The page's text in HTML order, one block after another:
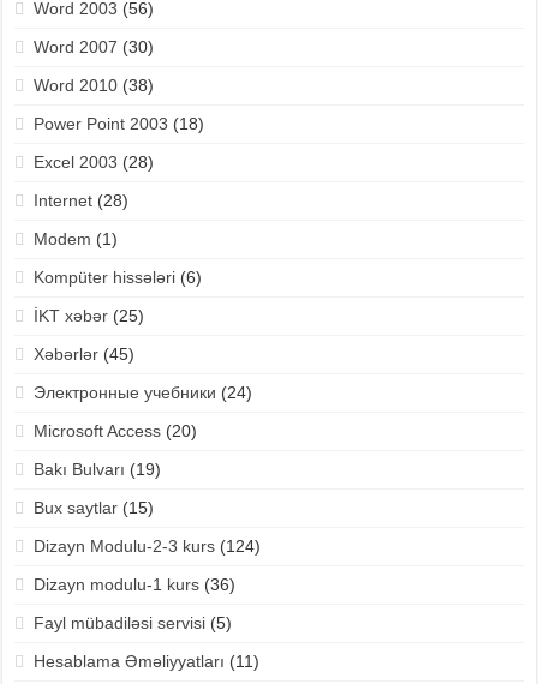
Word 2003 (56)
Word 2007 (30)
Word 2010(38)
Power Point 2003 (18)
Excel 2003 (28)
Internet(28)
Modem (1)
Kompüter hissələri(6)
İKT xəbər(25)
Xəbərlər(45)
Электронные учебники (24)
Microsoft Access(20)
Bakı Bulvarı (19)
Bux saytlar(15)
Dizayn Modulu-2-3 kurs(124)
Dizayn modulu-1 kurs(36)
Fayl mübadiləsi servisi(5)
Hesablama Əməliyyatları (11)